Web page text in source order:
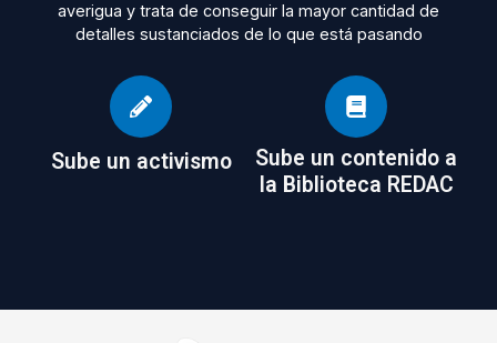
averigua y trata de conseguir la mayor cantidad de
detalles sustanciados de lo que está pasando
Sube un activismo
Sube un contenido a
la Biblioteca REDAC